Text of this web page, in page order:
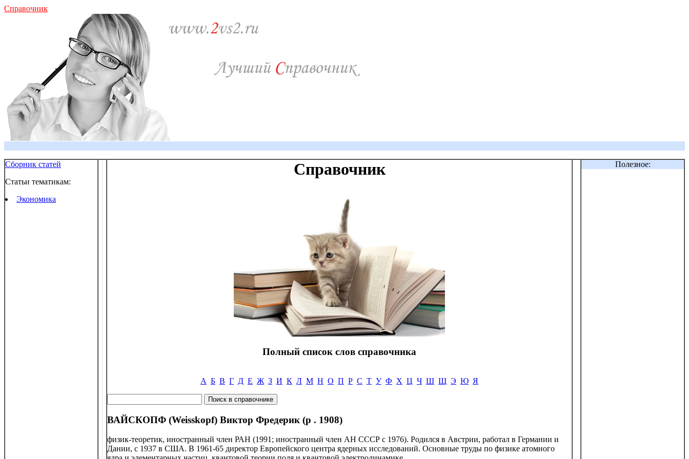
Справочник
Сборник статей
Статьи тематикам:
Экономика
Справочник
Полный список слов справочника
А Б В Г Д Е Ж З И К Л М Н О П Р С Т У Ф Х Ц Ч Ш Щ Э Ю Я
ВАЙСКОПФ (Weisskopf) Виктор Фредерик (р . 1908)
физик-теоретик, иностранный член РАН (1991; иностранный член АН СССР с 1976). Родился в Австрии, работал в Германии и
Дании, с 1937 в США. В 1961-65 директор Европейского центра ядерных исследований. Основные труды по физике атомного
Полезное: